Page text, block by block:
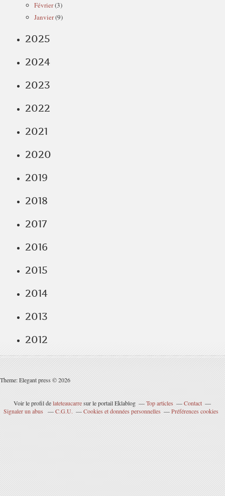
Février(3)
Janvier(9)
2025
2024
2023
2022
2021
2020
2019
2018
2017
2016
2015
2014
2013
2012
Theme: Elegant press © 2026
Voir le profil delateteaucarresur le portail Eklablog Top articles
Contact
Signaler un abus
C.G.U. Cookies et données personnelles Préférences cookies